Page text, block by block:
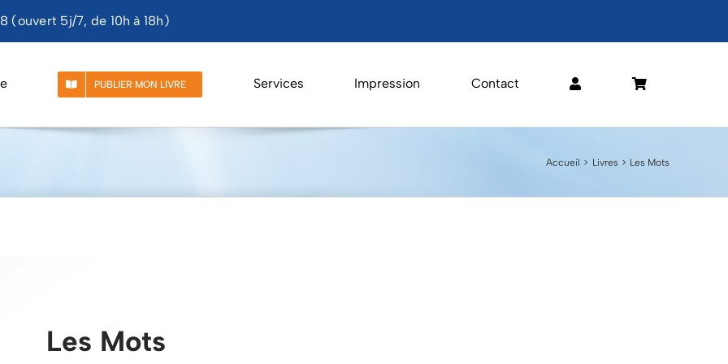
(ouvert 5j/7, de 10h à 18h)
PUBLIER MON LIVRE Services Impression Contact
Accueil Livres Les Mots
Les Mots